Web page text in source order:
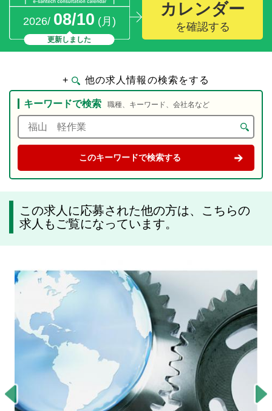
2026/ 08/10 (月)
更新しました
カレンダー
を確認する
+ 他の求人情報の検索をする
キーワードで検索 職種、キーワード、会社名など
この求人に応募された他の方は、こちらの
求人もご覧になっています。